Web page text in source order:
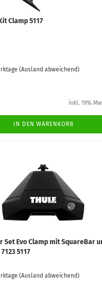
Clamp 5117
(Ausland abweichend)
inkl. 19%
IN DEN WARENKORB
Set Evo Clamp mit SquareBar
5117
(Ausland abweichend)